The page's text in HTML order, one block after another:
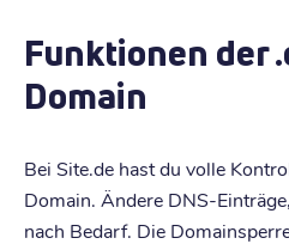
Funktionen der
Domain
Bei Site.de hast du volle
Domain. Ändere DNS-
nach Bedarf. Die